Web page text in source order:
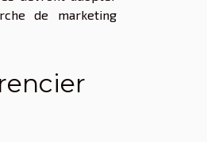
de marketing